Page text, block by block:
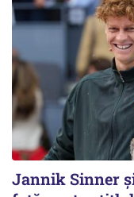
Jannik Sinner